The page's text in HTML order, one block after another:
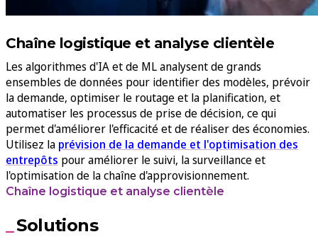
Chaîne logistique et analyse clientèle
Les algorithmes d'IA et de ML analysent de grands
ensembles de données pour identifier des modèles, prévoir
la demande, optimiser le routage et la planification, et
automatiser les processus de prise de décision, ce qui
permet d'améliorer l'efficacité et de réaliser des économies.
Utilisez la prévision de la demande et l'optimisation des
entrepôts pour améliorer le suivi, la surveillance et
l'optimisation de la chaîne d'approvisionnement.
Chaîne logistique et analyse clientèle
Solutions